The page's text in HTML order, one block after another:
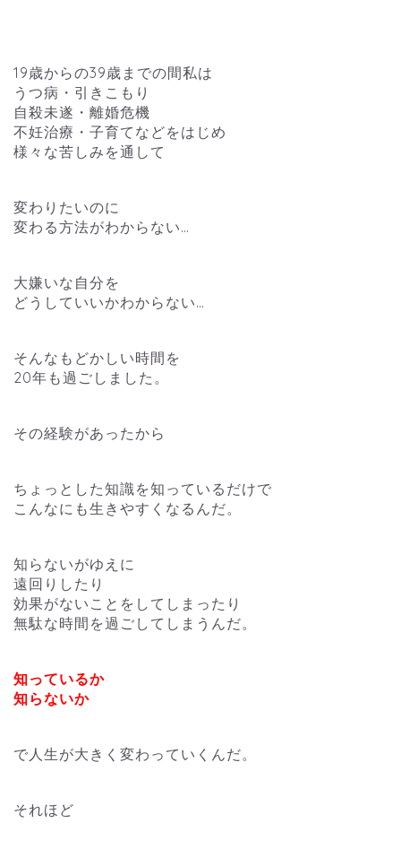
19歳からの39歳までの間私は
うつ病・引きこもり
自殺未遂・離婚危機
不妊治療・子育てなどをはじめ
様々な苦しみを通して
変わりたいのに
変わる方法がわからない…
大嫌いな自分を
どうしていいかわからない…
そんなもどかしい時間を
20年も過ごしました。
その経験があったから
ちょっとした知識を知っているだけで
こんなにも生きやすくなるんだ。
知らないがゆえに
遠回りしたり
効果がないことをしてしまったり
無駄な時間を過ごしてしまうんだ。
知っているか
知らないか
で人生が大きく変わっていくんだ。
それほど